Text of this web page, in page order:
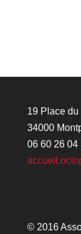
19 Place du
34000
06 60 26 04
© 2016